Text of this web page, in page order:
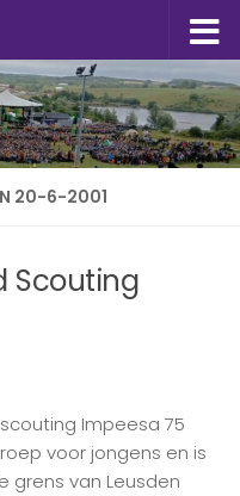
20-6-2001
Scouting
scouting Impeesa 75
voor jongens en is
grens van Leusden